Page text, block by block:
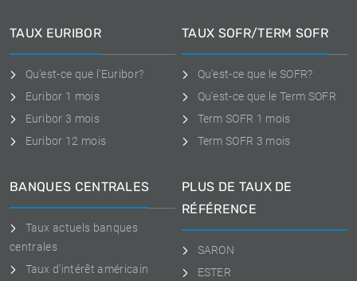
TAUX EURIBOR
Qu'est-ce que l'Euribor?
Euribor 1 mois
Euribor 3 mois
Euribor 12 mois
TAUX SOFR/TERM SOFR
Qu'est-ce que le SOFR?
Qu'est-ce que le Term SOFR
Term SOFR 1 mois
Term SOFR 3 mois
BANQUES CENTRALES
Taux actuels banques
centrales
Taux d'intérêt américain
PLUS DE TAUX DE
RÉFÉRENCE
SARON
ESTER